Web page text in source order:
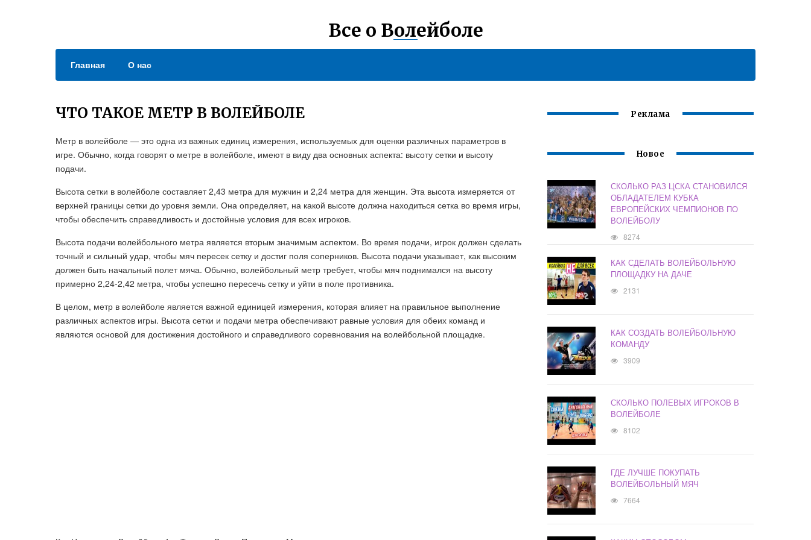
Все о Волейболе
Главная О нас
ЧТО ТАКОЕ МЕТР В ВОЛЕЙБОЛЕ
Метр в волейболе — это одна из важных единиц измерения, используемых для оценки различных параметров в
игре. Обычно, когда говорят о метре в волейболе, имеют в виду два основных аспекта: высоту сетки и высоту
подачи.
Высота сетки в волейболе составляет 2,43 метра для мужчин и 2,24 метра для женщин. Эта высота измеряется от
верхней границы сетки до уровня земли. Она определяет, на какой высоте должна находиться сетка во время игры,
чтобы обеспечить справедливость и достойные условия для всех игроков.
Высота подачи волейбольного метра является вторым значимым аспектом. Во время подачи, игрок должен сделать
точный и сильный удар, чтобы мяч пересек сетку и достиг поля соперников. Высота подачи указывает, как высоким
должен быть начальный полет мяча. Обычно, волейбольный метр требует, чтобы мяч поднимался на высоту
примерно 2,24-2,42 метра, чтобы успешно пересечь сетку и уйти в поле противника.
В целом, метр в волейболе является важной единицей измерения, которая влияет на правильное выполнение
различных аспектов игры. Высота сетки и подачи метра обеспечивают равные условия для обеих команд и
являются основой для достижения достойного и справедливого соревнования на волейбольной площадке.
Реклама
Новое
СКОЛЬКО РАЗ ЦСКА СТАНОВИЛСЯ
ОБЛАДАТЕЛЕМ КУБКА
ЕВРОПЕЙСКИХ ЧЕМПИОНОВ ПО
ВОЛЕЙБОЛУ
8274
КАК СДЕЛАТЬ ВОЛЕЙБОЛЬНУЮ
ПЛОЩАДКУ НА ДАЧЕ
2131
КАК СОЗДАТЬ ВОЛЕЙБОЛЬНУЮ
КОМАНДУ
3909
СКОЛЬКО ПОЛЕВЫХ ИГРОКОВ В
ВОЛЕЙБОЛЕ
8102
ГДЕ ЛУЧШЕ ПОКУПАТЬ
ВОЛЕЙБОЛЬНЫЙ МЯЧ
7664